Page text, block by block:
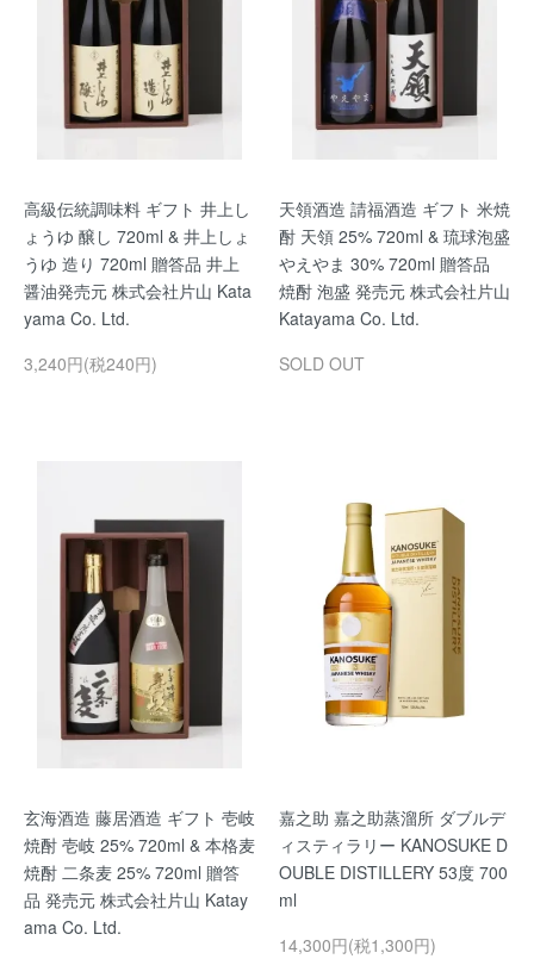
高級伝統調味料 ギフト 井上し
ょうゆ 醸し 720ml & 井上しょ
うゆ 造り 720ml 贈答品 井上
醤油発売元 株式会社片山 Kata
yama Co. Ltd.
3,240円(税240円)
天領酒造 請福酒造 ギフト 米焼
酎 天領 25% 720ml & 琉球泡盛
やえやま 30% 720ml 贈答品
焼酎 泡盛 発売元 株式会社片山
Katayama Co. Ltd.
SOLD OUT
玄海酒造 藤居酒造 ギフト 壱岐
焼酎 壱岐 25% 720ml & 本格麦
焼酎 二条麦 25% 720ml 贈答
品 発売元 株式会社片山 Katay
ama Co. Ltd.
嘉之助 嘉之助蒸溜所 ダブルデ
ィスティラリー KANOSUKE D
OUBLE DISTILLERY 53度 700
ml
14,300円(税1,300円)